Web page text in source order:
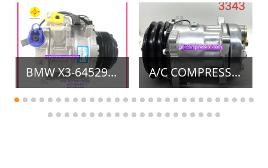
BMW X3-64529249223/F18/525/F35/ 6PK 110MM A/C COMPRESSOR AGCO 3712528M1 /3712528M2 /3157920 /3159720 /3712528M1